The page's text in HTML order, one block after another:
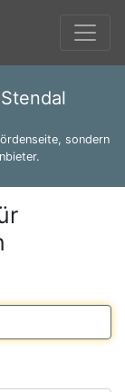
sondern